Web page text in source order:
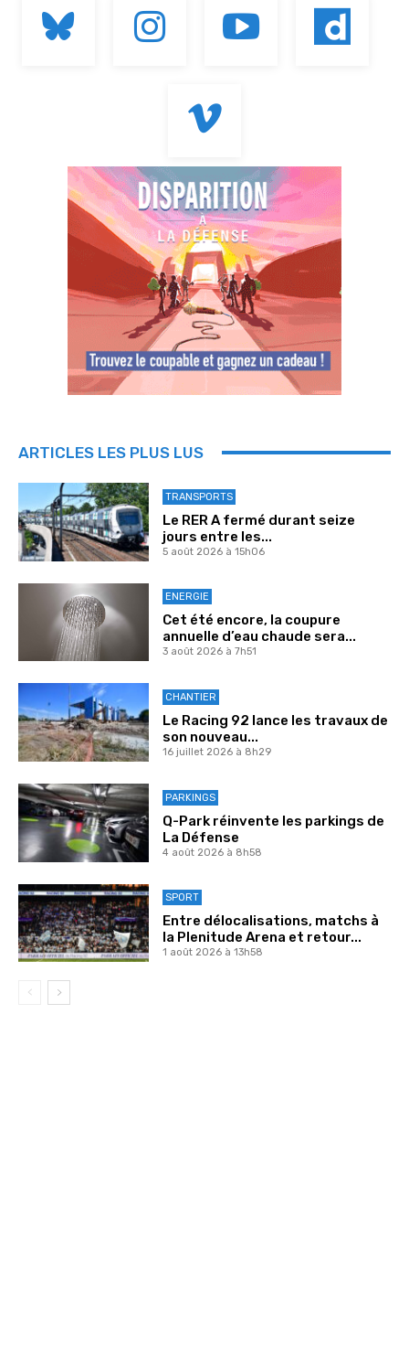
ARTICLES LES PLUS LUS
TRANSPORTS
Le RER A fermé durant seize
jours entre les...
5 août 2026 à 15h06
ENERGIE
Cet été encore, la coupure
annuelle d’eau chaude sera...
3 août 2026 à 7h51
CHANTIER
Le Racing 92 lance les travaux de
son nouveau...
16 juillet 2026 à 8h29
PARKINGS
Q-Park réinvente les parkings de
La Défense
4 août 2026 à 8h58
SPORT
Entre délocalisations, matchs à
la Plenitude Arena et retour...
1 août 2026 à 13h58